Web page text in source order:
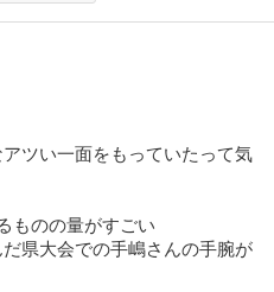
ツい一面をもっていたって気
ものの量がすごい
県大会での手嶋さんの手腕が